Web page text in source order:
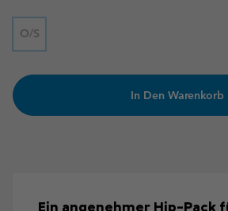
O/S
In Den Warenkorb
Ein angenehmer Hip-Pack